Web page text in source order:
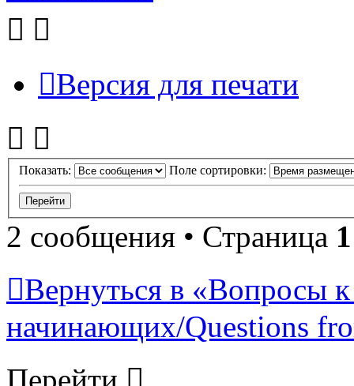
Версия для печати
Показать: Поле сортировки:
2 сообщения • Страница 1
Вернуться в «Вопросы
начинающих/Questions